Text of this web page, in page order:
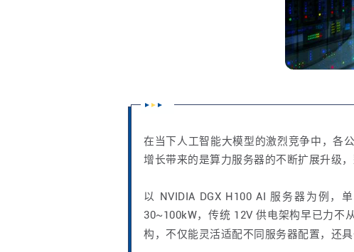
在当下人工智能大模型的激烈竞争中，各
增长带来的是算力服务器的不断扩展升级
以 NVIDIA DGX H100 AI 服务器为例，
30~100kW，传统 12V 供电架构早已力不
构，不仅能灵活适配不同服务器配置，还具